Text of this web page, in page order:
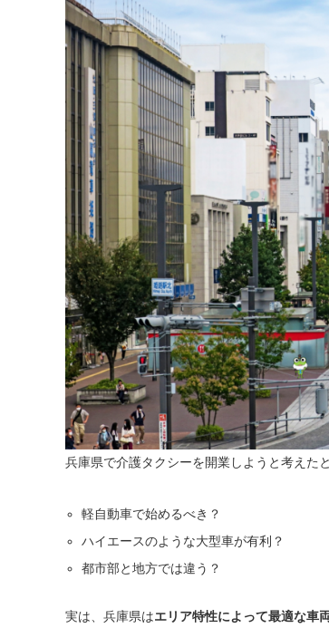
兵庫県で介護タクシーを開業しようと考えた
軽自動車で始めるべき？
ハイエースのような大型車が有利？
都市部と地方では違う？
実は、兵庫県はエリア特性によって最適な車